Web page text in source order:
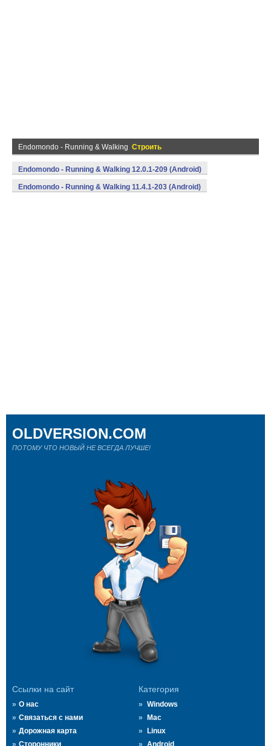
Endomondo - Running & Walking Строить
Endomondo - Running & Walking 12.0.1-209 (Android)
Endomondo - Running & Walking 11.4.1-203 (Android)
Ссылки на сайт
О нас
Связаться с нами
Дорожная карта
Сторонники
Категория
Windows
Mac
Linux
Android
OLDVERSION.COM
ПОТОМУ ЧТО НОВЫЙ НЕ ВСЕГДА ЛУЧШЕ!